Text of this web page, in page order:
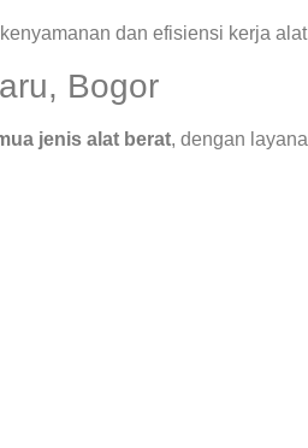
dan efisiensi kerja
Bogor
jenis alat berat, dengan